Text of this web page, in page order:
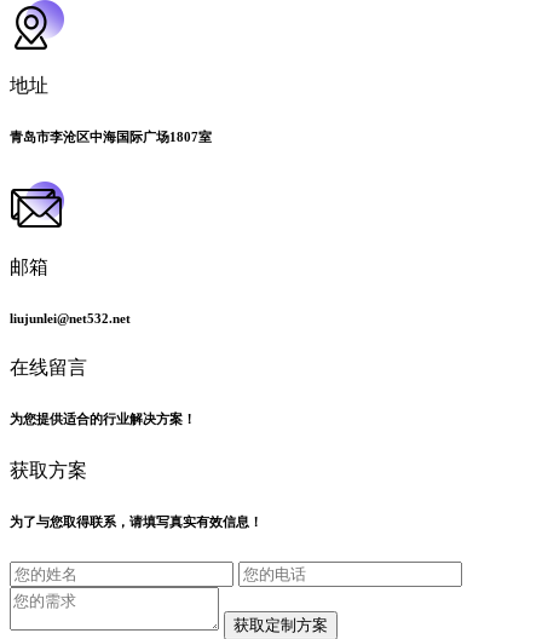
地址
青岛市李沧区中海国际广场1807室
邮箱
liujunlei@net532.net
在线留言
为您提供适合的行业解决方案！
获取方案
为了与您取得联系，请填写真实有效信息！